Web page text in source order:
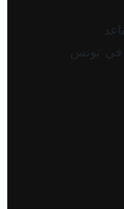
في تونس